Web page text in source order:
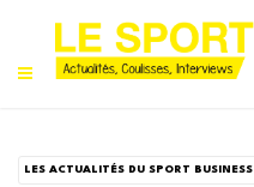
LES ACTUALITÉS DU SPORT BUSINESS